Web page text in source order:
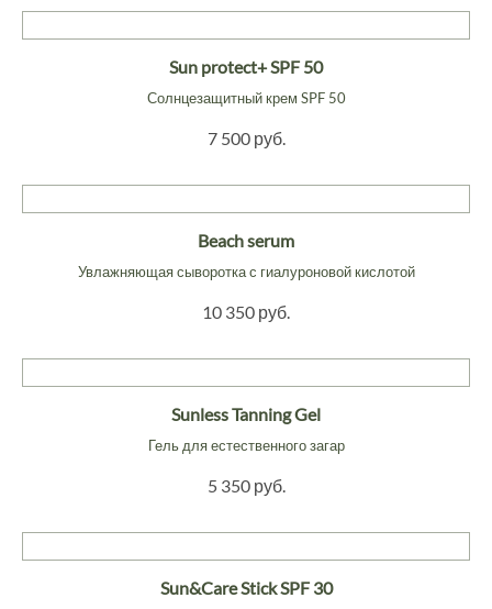
Sun protect+ SPF 50
Солнцезащитный крем SPF 50
7 500 руб.
Beach serum
Увлажняющая сыворотка с гиалуроновой кислотой
10 350 руб.
Sunless Tanning Gel
Гель для естественного загар
5 350 руб.
Sun&Care Stick SPF 30